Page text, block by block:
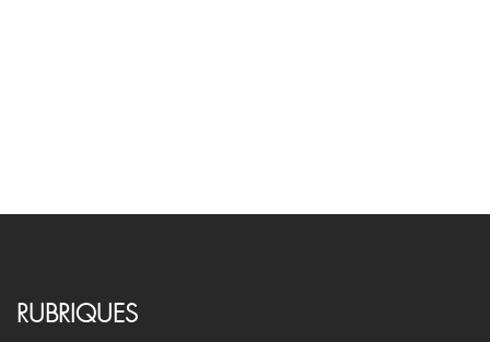
RUBRIQUES